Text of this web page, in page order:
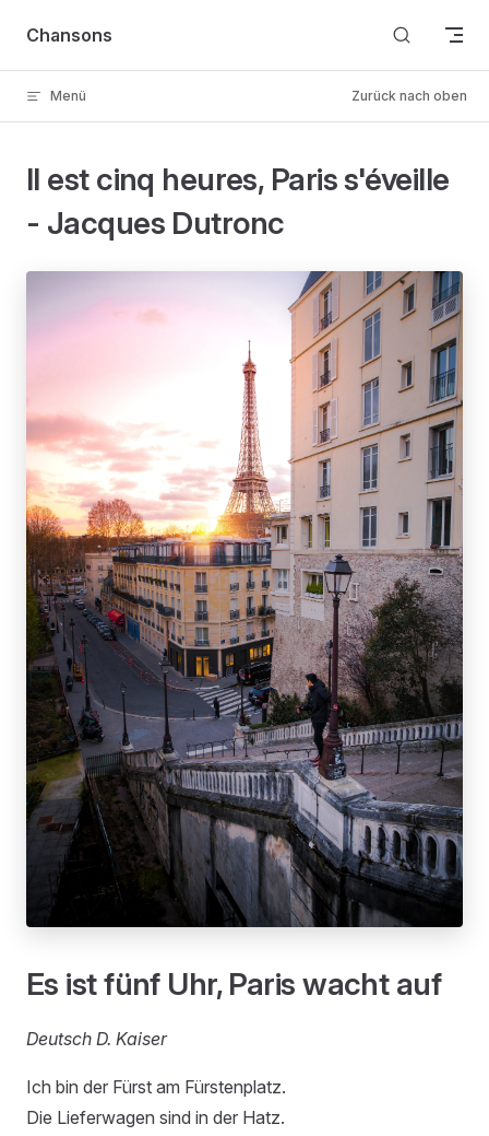
Skip to content
Chansons
Menü Zurück nach oben
Il est cinq heures, Paris s'éveille
- Jacques Dutronc
Es ist fünf Uhr, Paris wacht auf
Deutsch D. Kaiser
Ich bin der Fürst am Fürstenplatz.
Die Lieferwagen sind in der Hatz.